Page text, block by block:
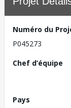
Numéro du
P045273
Chef d’équipe
Pays